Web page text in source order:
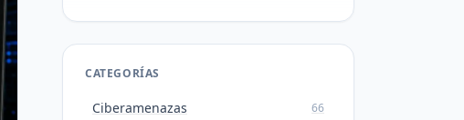
CATEGORÍAS
Ciberamenazas 66